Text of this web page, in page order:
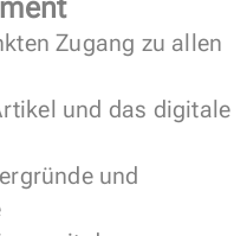
Zugang zu allen
und das digitale
und